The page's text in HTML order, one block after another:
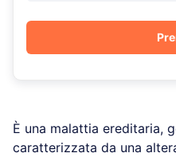
È una malattia ereditaria,
caratterizzata da una